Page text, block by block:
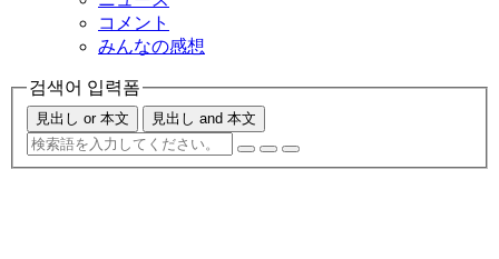
コメント
みんなの感想
검색어 입력폼
見出し or 本文 見出し and 本文